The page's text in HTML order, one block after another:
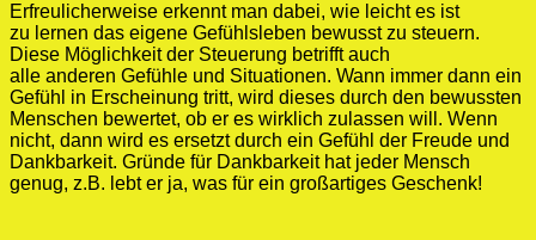
Erfreulicherweise erkennt man dabei, wie leicht es ist
zu lernen das eigene Gefühlsleben bewusst zu steuern.
Diese Möglichkeit der Steuerung betrifft auch
alle anderen Gefühle und Situationen. Wann immer dann ein
Gefühl in Erscheinung tritt, wird dieses durch den bewussten
Menschen bewertet, ob er es wirklich zulassen will. Wenn
nicht, dann wird es ersetzt durch ein Gefühl der Freude und
Dankbarkeit. Gründe für Dankbarkeit hat jeder Mensch
genug, z.B. lebt er ja, was für ein großartiges Geschenk!